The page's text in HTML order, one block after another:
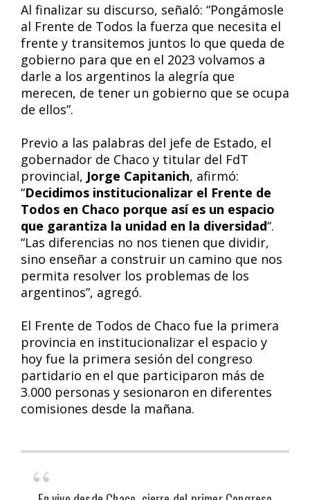
Al finalizar su discurso, señaló: “Pongámosle
al Frente de Todos la fuerza que necesita el
frente y transitemos juntos lo que queda de
gobierno para que en el 2023 volvamos a
darle a los argentinos la alegría que
merecen, de tener un gobierno que se ocupa
de ellos”.
Previo a las palabras del jefe de Estado, el
gobernador de Chaco y titular del FdT
provincial, Jorge Capitanich, afirmó:
“Decidimos institucionalizar el Frente de
Todos en Chaco porque así es un espacio
que garantiza la unidad en la diversidad“.
“Las diferencias no nos tienen que dividir,
sino enseñar a construir un camino que nos
permita resolver los problemas de los
argentinos”, agregó.
El Frente de Todos de Chaco fue la primera
provincia en institucionalizar el espacio y
hoy fue la primera sesión del congreso
partidario en el que participaron más de
3.000 personas y sesionaron en diferentes
comisiones desde la mañana.